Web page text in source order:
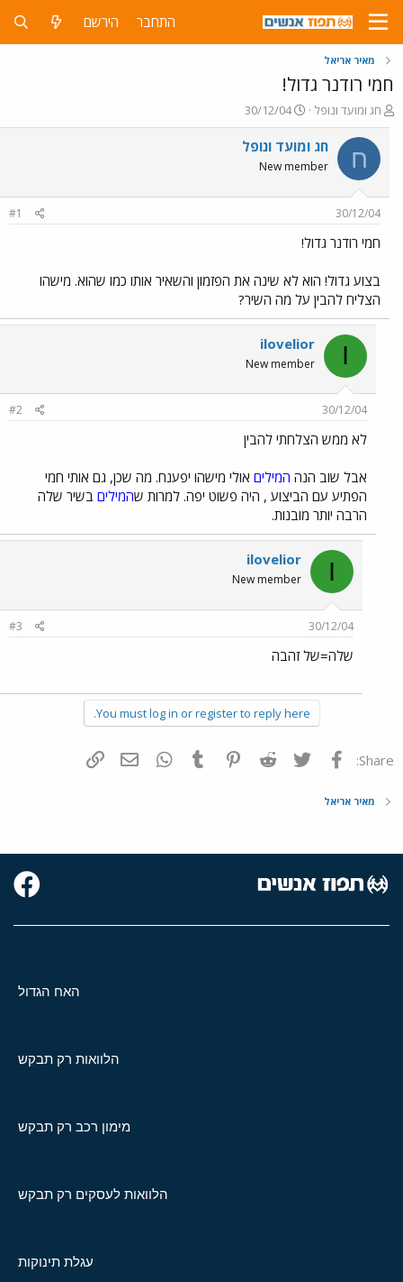
התחבר הירשם
מאיר אריאל
חמי רודנר גדול!
פ
ו
ת
ח
ה
ש
א
חג ומועד ונופל
פ
ו
ר
ם
ך
30/12/04
ח חג ומועד ונופל
New member
30/12/04
#1
חמי רודנר גדול!
בצוע גדול! הוא לא שינה את הפזמון והשאיר אותו כמו שהוא. מישהו
הצליח להבין על מה השיר?
I
ilovelior
New member
30/12/04
#2
לא ממש הצלחתי להבין
אבל שוב הנה המילים אולי מישהו יפענח. מה שכן, גם אותי חמי
הפתיע עם הביצוע , היה פשוט יפה. למרות שהמילים בשיר שלה
הרבה יותר מובנות.
I
ilovelior
New member
30/12/04
#3
שלה=של זהבה
You must log in or register to reply here.
Share: פייסבוק Twitter
Reddit
Pinterest
Tumblr
WhatsAppדואר אלקטרוני
מאיר אריאל
האח הגדול
הלוואות רק תבקש
מימון רכב רק תבקש
הלוואות לעסקים רק תבקש
עגלת תינוקות